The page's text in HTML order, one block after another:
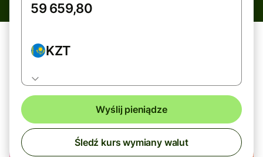
KZT
Wyślij pieniądze
Śledź kurs wymiany walut